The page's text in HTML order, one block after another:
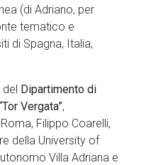
(di Adriano, per
tematico e
di Spagna, Italia,
del Dipartimento di
Vergata”,
Filippo Coarelli,
della University of
Villa Adriana e